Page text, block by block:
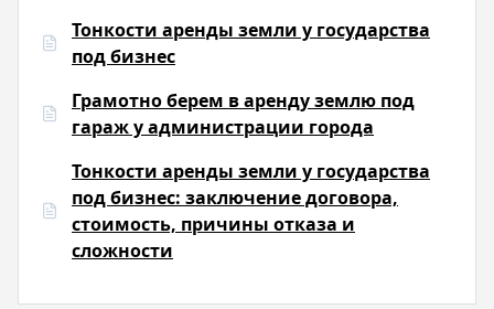
Тонкости аренды земли у государства
под бизнес
Грамотно берем в аренду землю под
гараж у администрации города
Тонкости аренды земли у государства
под бизнес: заключение договора,
стоимость, причины отказа и
сложности